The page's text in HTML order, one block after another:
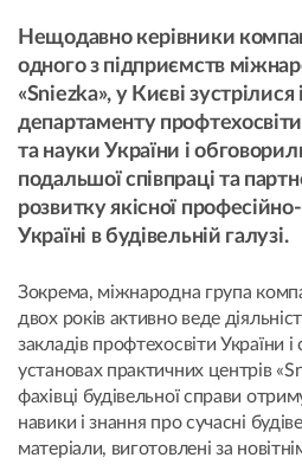
Нещодавно керівники
одного з підприємств
«Sniezka», у Києві зустрілися
департаменту профтехосвіти
та науки України і
подальшої співпраці та
розвитку якісної професійно-
Україні в будівельній галузі.
Зокрема, міжнародна група
двох років активно веде
закладів профтехосвіти України
установах практичних центрів
фахівці будівельної справи
навики і знання про сучасні
матеріали, виготовлені за